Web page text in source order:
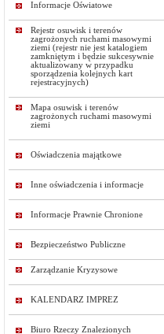
Informacje Oświatowe
Rejestr osuwisk i terenów
zagrożonych ruchami masowymi
ziemi (rejestr nie jest katalogiem
zamkniętym i będzie sukcesywnie
aktualizowany w przypadku
sporządzenia kolejnych kart
rejestracyjnych)
Mapa osuwisk i terenów
zagrożonych ruchami masowymi
ziemi
Oświadczenia majątkowe
Inne oświadczenia i informacje
Informacje Prawnie Chronione
Bezpieczeństwo Publiczne
Zarządzanie Kryzysowe
KALENDARZ IMPREZ
Biuro Rzeczy Znalezionych